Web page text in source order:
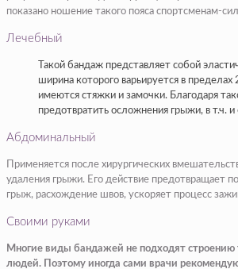
показано ношение такого пояса спортсменам-
Лечебный
Такой бандаж представляет собой
ширина которого варьируется в
имеются стяжки и замочки. Благодаря
предотвратить осложнения грыжи, в т.ч.
Абдоминальный
Применяется после хирургических
удаления грыжи. Его действие предотвращает
грыж, расхождение швов, ускоряет процесс
Своими руками
Многие виды бандажей не подходят строению
людей. Поэтому иногда сами врачи